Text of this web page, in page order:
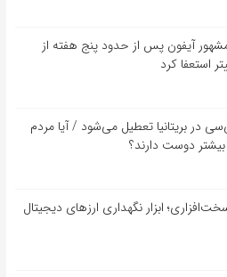
آیفون پس از حدود پنج هفته از
استعفا کرد
در بریتانیا تعطیل می‌شود / آیا مردم
بیشتر دوست دارند؟
ابزار نگهداری ارزهای دیجیتال